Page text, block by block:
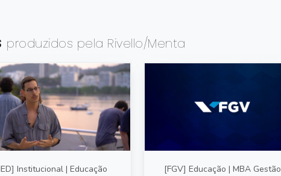
produzidos pela Rivello/Menta
Institucional | Educação
[FGV] Educação | MBA Gestão